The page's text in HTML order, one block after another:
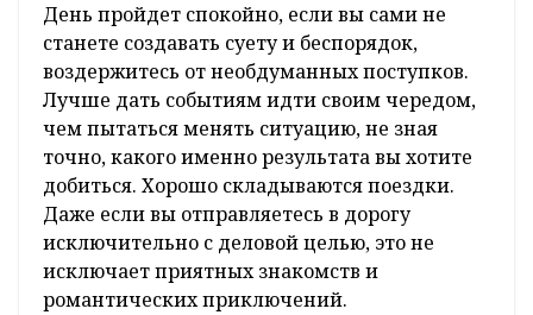
День пройдет спокойно, если вы сами не
станете создавать суету и беспорядок,
воздержитесь от необдуманных поступков.
Лучше дать событиям идти своим чередом,
чем пытаться менять ситуацию, не зная
точно, какого именно результата вы хотите
добиться. Хорошо складываются поездки.
Даже если вы отправляетесь в дорогу
исключительно с деловой целью, это не
исключает приятных знакомств и
романтических приключений.